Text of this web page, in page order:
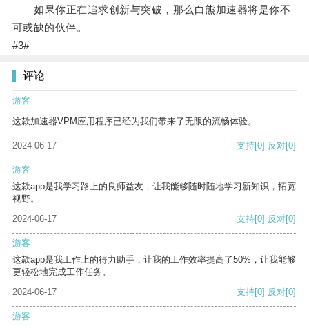
如果你正在追求创新与突破，那么白熊加速器将是你不
可或缺的伙伴。
#3#
评论
游客
这款加速器VPM应用程序已经为我们带来了无限的流畅体验。
2024-06-17 支持[0] 反对[0]
游客
这款app是我学习路上的良师益友，让我能够随时随地学习新知识，拓宽
视野。
2024-06-17
支持[0] 反对[0]
游客
这款app是我工作上的得力助手，让我的工作效率提高了50%，让我能够
更轻松地完成工作任务。
2024-06-17
支持[0] 反对[0]
游客